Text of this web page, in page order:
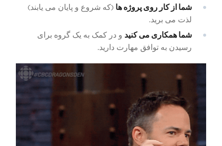
شما از کار روی پروژه ها (که شروع و پایان می یابند)
لذت می برید.
شما همکاری می کنید و در کمک به یک گروه برای
رسیدن به توافق مهارت دارید.